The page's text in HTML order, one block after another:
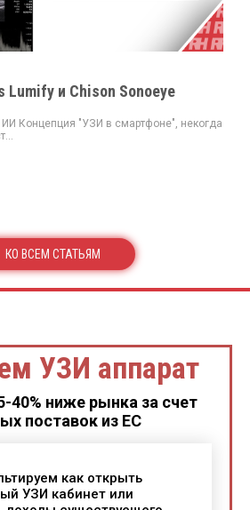
Lumify и Chison Sonoeye
ИИ Концепция "УЗИ в смартфоне", некогда
КО ВСЕМ СТАТЬЯМ
УЗИ аппарат
40% ниже рынка за счет
поставок из ЕС
как открыть
УЗИ кабинет или